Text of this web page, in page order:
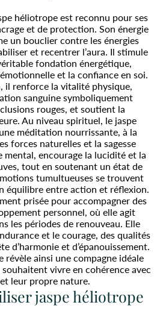
héliotrope est reconnu pour ses
et de protection. Son énergie
un bouclier contre les énergies
et recentrer l’aura. Il stimule
fondation énergétique,
et la confiance en soi.
il renforce la vitalité physique,
sanguine symboliquement
rouges, et soutient la
Au niveau spirituel, le jaspe
méditation nourrissante, à la
forces naturelles et la sagesse
mental, encourage la lucidité et la
tout en soutenant un état de
tumultueuses se trouvent
équilibre entre action et réflexion.
prisée pour accompagner des
personnel, où elle agit
les périodes de renouveau. Elle
et le courage, des qualités
d’harmonie et d’épanouissement.
révèle ainsi une compagne idéale
vivre en cohérence avec
leur propre nature.
jaspe héliotrope